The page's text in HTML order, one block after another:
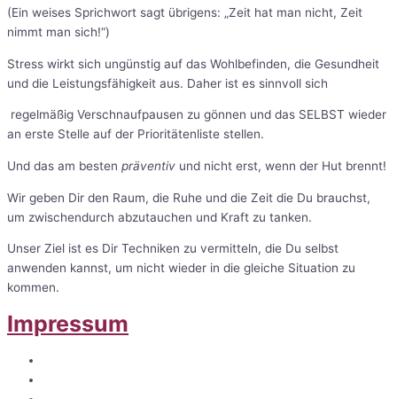
(Ein weises Sprichwort sagt übrigens: „Zeit hat man nicht, Zeit
nimmt man sich!“)
Stress wirkt sich ungünstig auf das Wohlbefinden, die Gesundheit
und die Leistungsfähigkeit aus. Daher ist es sinnvoll sich
regelmäßig Verschnaufpausen zu gönnen und das SELBST wieder
an erste Stelle auf der Prioritätenliste stellen.
Und das am besten präventiv und nicht erst, wenn der Hut brennt!
Wir geben Dir den Raum, die Ruhe und die Zeit die Du brauchst,
um zwischendurch abzutauchen und Kraft zu tanken.
Unser Ziel ist es Dir Techniken zu vermitteln, die Du selbst
anwenden kannst, um nicht wieder in die gleiche Situation zu
kommen.
Impressum